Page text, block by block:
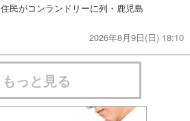
住民がコンランドリーに列・鹿児島
2026年8月9日(日) 18:10
もっと見る